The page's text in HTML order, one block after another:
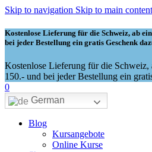
Skip to navigation Skip to main content
Kostenlose Lieferung für die Schweiz, ab
bei jeder Bestellung ein gratis Geschenk
Kostenlose Lieferung für die
150.- und bei jeder Bestellung ein
0
German
Blog
Kursangebote
Online Kurse